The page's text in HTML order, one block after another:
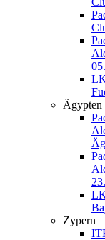
Ägypten
Zypern